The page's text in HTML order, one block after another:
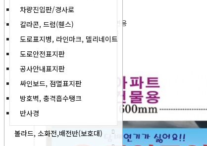
차량진입판/경사로
칼라콘, 드럼(휀스)
도로표지병, 라인마크, 델리네이트
도로안전표지판
공사안내표지판
싸인보드, 점멸표지판
방호벽, 충격흡수탱크
반사경
볼라드, 소화전,배전반(보호대)
4,400원